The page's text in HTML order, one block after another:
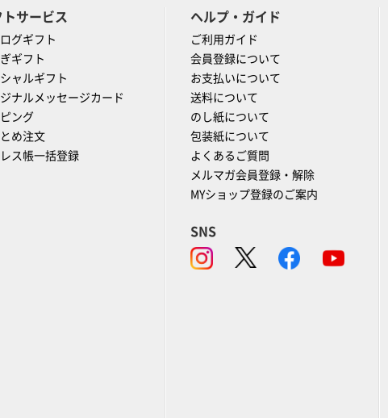
トサービス
グギフト
ギフト
ャルギフト
ナルメッセージカード
ング
め注文
ス帳一括登録
ヘルプ・ガイド
ご利用ガイド
会員登録について
お支払いについて
送料について
のし紙について
包装紙について
よくあるご質問
メルマガ会員登録・解除
MYショップ登録のご案内
SNS